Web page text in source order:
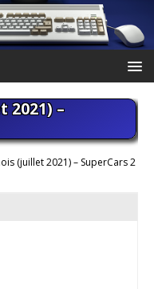
2021) –
(juillet 2021) – SuperCars 2